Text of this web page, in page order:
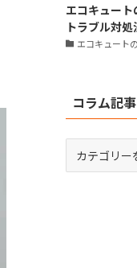
エコキュート
トラブル対
エコキュート
コラム記